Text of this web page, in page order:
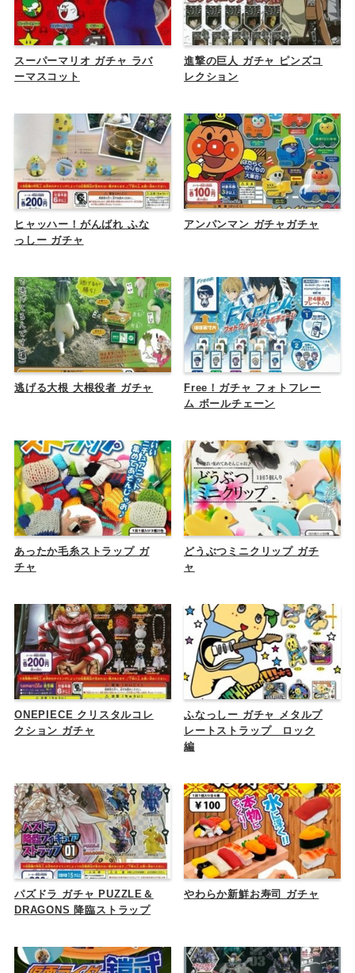
スーパーマリオ ガチャ ラバ
ーマスコット
進撃の巨人 ガチャ ピンズコ
レクション
ヒャッハー！がんばれ ふな
っしー ガチャ
アンパンマン ガチャガチャ
逃げる大根 大根役者 ガチャ
Free！ガチャ フォトフレー
ム ボールチェーン
あったか毛糸ストラップ ガ
チャ
どうぶつミニクリップ ガチ
ャ
ONEPIECE クリスタルコレ
クション ガチャ
ふなっしー ガチャ メタルプ
レートストラップ ロック
編
パズドラ ガチャ PUZZLE＆
DRAGONS 降臨ストラップ
やわらか新鮮お寿司 ガチャ